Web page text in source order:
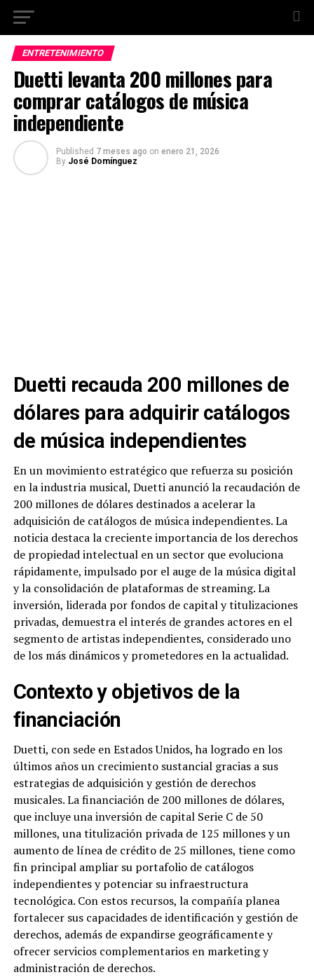
ENTRETENIMIENTO
Duetti levanta 200 millones para
comprar catálogos de música
independiente
Published 7 meses ago on enero 21, 2026
By José Domínguez
Duetti recauda 200 millones de
dólares para adquirir catálogos
de música independientes
En un movimiento estratégico que refuerza su posición
en la industria musical, Duetti anunció la recaudación de
200 millones de dólares destinados a acelerar la
adquisición de catálogos de música independientes. La
noticia destaca la creciente importancia de los derechos
de propiedad intelectual en un sector que evoluciona
rápidamente, impulsado por el auge de la música digital
y la consolidación de plataformas de streaming. La
inversión, liderada por fondos de capital y titulizaciones
privadas, demuestra el interés de grandes actores en el
segmento de artistas independientes, considerado uno
de los más dinámicos y prometedores en la actualidad.
Contexto y objetivos de la
financiación
Duetti, con sede en Estados Unidos, ha logrado en los
últimos años un crecimiento sustancial gracias a sus
estrategias de adquisición y gestión de derechos
musicales. La financiación de 200 millones de dólares,
que incluye una inversión de capital Serie C de 50
millones, una titulización privada de 125 millones y un
aumento de línea de crédito de 25 millones, tiene como
fin principal ampliar su portafolio de catálogos
independientes y potenciar su infraestructura
tecnológica. Con estos recursos, la compañía planea
fortalecer sus capacidades de identificación y gestión de
derechos, además de expandirse geográficamente y
ofrecer servicios complementarios en marketing y
administración de derechos.